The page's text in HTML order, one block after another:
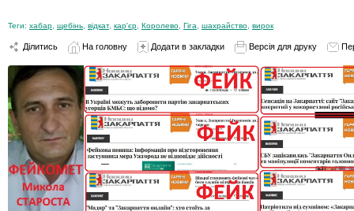
Теги: хабар щебінь відкат, кар'єр Королево Гіга шахрайство вирок
Ділитись На головну Додати в закладки Версія для друку